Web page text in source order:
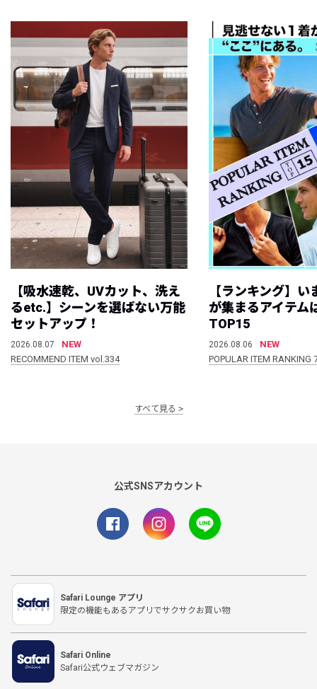
【吸水速乾、UVカット、洗え
るetc.】シーンを選ばない万能
セットアップ！
2026.08.07
NEW
RECOMMEND ITEM vol.334
【ランキング】
が集まるアイテム
TOP15
2026.08.06
NEW
POPULAR ITEM
すべて見る
公式SNSアカウント
Safari Lounge アプリ
限定の機能もあるアプリでサクサクお買い物
Safari Online
Safari公式ウェブマガジン